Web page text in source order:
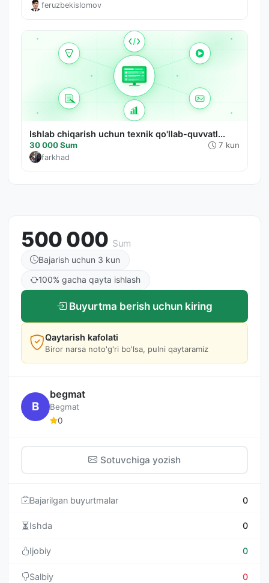
feruzbekislomov
Ishlab chiqarish uchun texnik qo'llab-quvvatl...
30 000 Sum 7 kun
farkhad
500 000 Sum
Bajarish uchun 3 kun
100% gacha qayta ishlash
Buyurtma berish uchun kiring
Qaytarish kafolati
Biror narsa noto'g'ri bo'lsa, pulni qaytaramiz
B
begmat
Begmat
0
Sotuvchiga yozish
Bajarilgan buyurtmalar 0
Ishda 0
Ijobiy 0
Salbiy 0